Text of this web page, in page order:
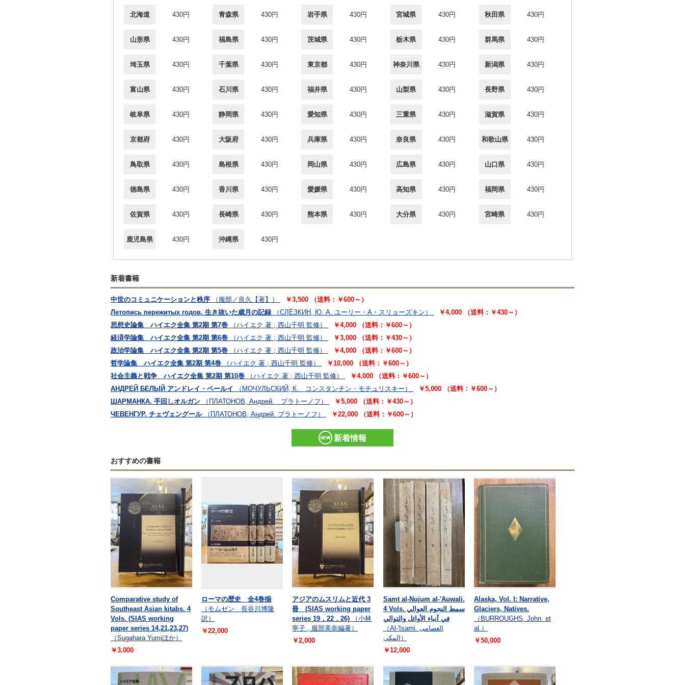
北海道 430円 青森県 430円 岩手県 430円 宮城県 430円 秋田県 430円
山形県 430円 福島県 430円 茨城県 430円 栃木県 430円 群馬県 430円
埼玉県 430円 千葉県 430円 東京都 430円 神奈川県 430円 新潟県 430円
富山県 430円 石川県 430円 福井県 430円 山梨県 430円 長野県 430円
岐阜県 430円 静岡県 430円 愛知県 430円 三重県 430円 滋賀県 430円
京都府 430円 大阪府 430円 兵庫県 430円 奈良県 430円 和歌山県 430円
鳥取県 430円 島根県 430円 岡山県 430円 広島県 430円 山口県 430円
徳島県 430円 香川県 430円 愛媛県 430円 高知県 430円 福岡県 430円
佐賀県 430円 長崎県 430円 熊本県 430円 大分県 430円 宮崎県 430円
鹿児島県 430円 沖縄県 430円
新着書籍
中世のコミュニケーションと秩序 （服部／良久【著】）
￥3,500 （送料：￥600～）
Летопись пережитых годов. 生き抜いた歳月の記録
（СЛЁЗКИН, Ю. А. ユーリー・A・スリョーズキン）
￥4,000 （送料：￥430～）
思想史論集 ハイエク全集 第2期 第7巻
（ハイエク 著 ; 西山千明 監修）
￥4,000 （送料：￥600～）
経済学論集 ハイエク全集 第2期 第6巻
（ハイエク 著 ; 西山千明 監修）
￥3,000 （送料：￥430～）
政治学論集 ハイエク全集 第2期 第5巻
（ハイエク 著 ; 西山千明 監修）
￥4,000 （送料：￥600～）
哲学論集 ハイエク全集 第2期 第4巻
（ハイエク 著 ; 西山千明 監修）
￥10,000 （送料：￥600～）
社会主義と戦争 ハイエク全集 第2期 第10巻
（ハイエク 著 ; 西山千明 監修）
￥4,000 （送料：￥600～）
АНДРЕЙ БЕЛЫЙ アンドレイ・ベールイ
（МОЧУЛЬСКИЙ, К. コンスタンチン・モチュリスキー）
￥5,000 （送料：￥600～）
ШАРМАНКА. 手回しオルガン
（ПЛАТОНОВ, Андрей. プラトーノフ）
￥5,000 （送料：￥430～）
ЧЕВЕНГУР. チェヴェングール
（ПЛАТОНОВ, Андрей. プラトーノフ） ￥22,000 （送料：￥600～）
新着情報
おすすめの書籍
Comparative study of
Southeast Asian kitabs. 4
Vols. (SIAS working
paper series 14,21,23,27)
（Sugahara Yumiほか）
￥3,000
ローマの歴史 全4巻揃
（モムゼン 長谷川博隆
訳）
￥22,000
アジアのムスリムと近代 3
冊 (SIAS working paper
series 19，22，26)
（小林
寧子 , 服部美奈編著）
￥2,000
Samt al-Nujum al-'Auwali.
4 Vols. سمط النجوم العوالي
في أنباء الأوائل والتوالي
（Al-'Isami. العصامى
المكى）
￥12,000
Alaska, Vol. I: Narrative,
Glaciers, Natives.
（BURROUGHS, John. et
al.）
￥50,000